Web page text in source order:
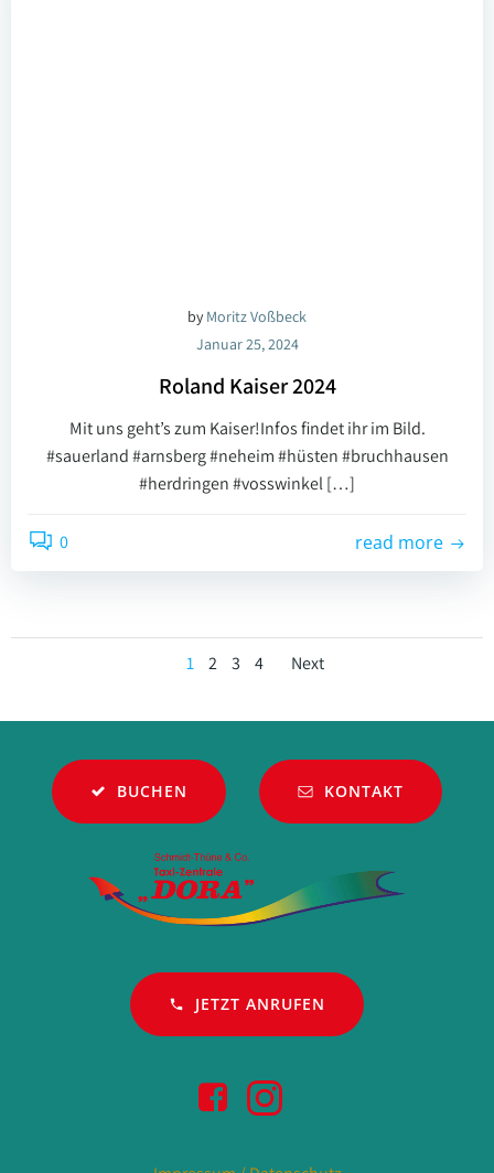
by Moritz Voßbeck
Januar 25, 2024
Roland Kaiser 2024
Mit uns geht’s zum Kaiser!Infos findet ihr im Bild.
#sauerland #arnsberg #neheim #hüsten #bruchhausen
#herdringen #vosswinkel […]
0 read more
Posts
navigation
Page
1 Page
2 Page
3 Page
4
Posts
navigation
Next
BUCHEN KONTAKT
JETZT ANRUFEN